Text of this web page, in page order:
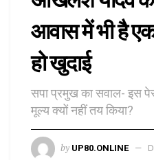
आवास में भी है
हो खुदाई
सपा प्रमुख का सवाल- इस
मूल्य क्यों नहीं तय किया?
by UP80.ONLINE